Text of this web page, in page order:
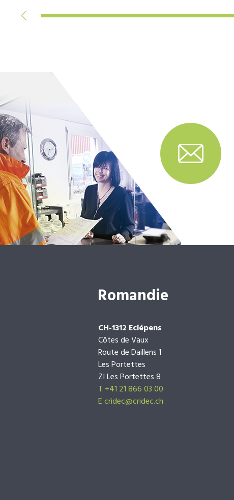
Romandie
CH-1312 Eclépens
Côtes de Vaux
Route de Daillens 1
Les Portettes
ZI Les Portettes 8
T +41 21 866 03 00
Ecridec@cridec.ch